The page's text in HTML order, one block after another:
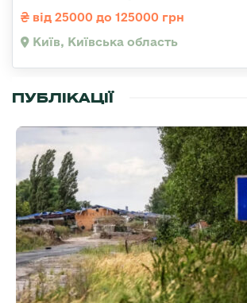
від 25000 до 125000 грн
Київ, Київська область
ПУБЛІКАЦІЇ